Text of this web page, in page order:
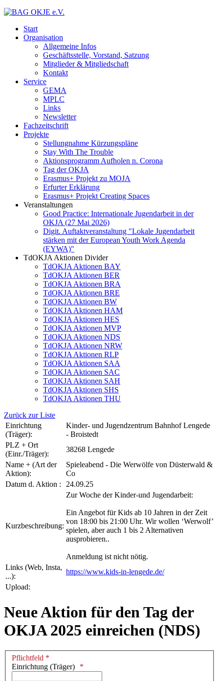
Start
Organisation
Allgemeine Infos
Geschäftsstelle, Vorstand, Satzung
Mitglieder & Mitgliedschaft
Kontakt
Service
GEMA
MPLC
Links
Newsletter
Fachzeitschrift
Projekte
Stellungnahme Kürzungspläne
Stay With The Trouble
Aktionsprogramm Aufholen n. Corona
Tag der OKJA
Erasmus+ Projekt zu MOJA
Erfurter Erklärung
Erasmus+ Projekt Creating Spaces
Veranstaltungen
Good Practice: Internationale Jugendarbeit in der
OKJA (27 Mai 2026)
Digit. Auftaktveranstaltung "Lokale Jugendarbeit
stärken mit der European Youth Work Agenda
(EYWA)"
TdOKJA Aktionen Divider
TdOKJA Aktionen BAY
TdOKJA Aktionen BER
TdOKJA Aktionen BRA
TdOKJA Aktionen BRE
TdOKJA Aktionen BW
TdOKJA Aktionen HAM
TdOKJA Aktionen HES
TdOKJA Aktionen MVP
TdOKJA Aktionen NDS
TdOKJA Aktionen NRW
TdOKJA Aktionen RLP
TdOKJA Aktionen SAA
TdOKJA Aktionen SAC
TdOKJA Aktionen SAH
TdOKJA Aktionen SHS
TdOKJA Aktionen THU
Zurück zur Liste
Einrichtung
(Träger):
Kinder- und Jugendzentrum Bahnhof Lengede
- Broistedt
PLZ + Ort
(Einr./Träger):
38268 Lengede
Name + (Art der
Aktion):
Spieleabend - Die Werwölfe von Düsterwald &
Co
Datum d. Aktion :
24.09.25
Kurzbeschreibung:
Zur Woche der Kinder-und Jugendarbeit:
Ein Angebot für Kids ab 10 Jahren in der Zeit
von 18:00 bis 21:00 Uhr. Wir wollen ‘Werwolf’
spielen, aber auch 1 bis 2 Alternativen
ausprobieren..
Anmeldung ist nicht nötig.
Links (Web, Insta,
...):
https://www.kids-in-lengede.de/
Upload:
Neue Aktion für den Tag der
OKJA 2025 einreichen (NDS)
Pflichtfeld *
Einrichtung (Träger)